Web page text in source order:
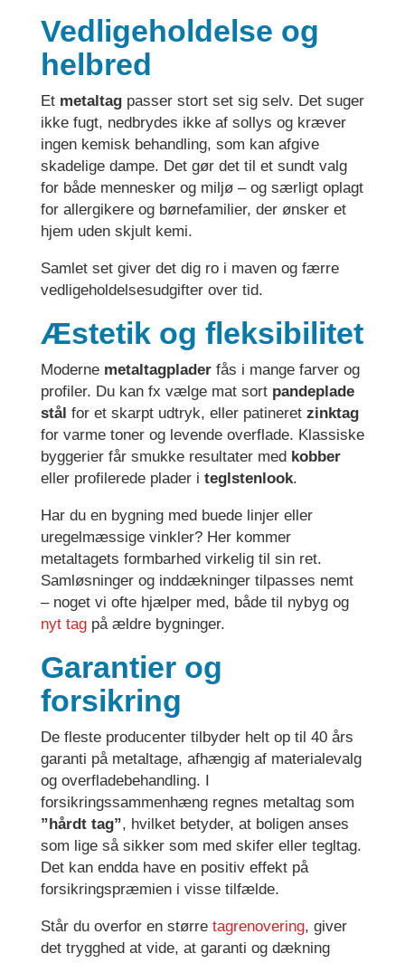
Vedligeholdelse og
helbred
Et metaltagpasser stort set sig selv. Det suger
ikke fugt, nedbrydes ikke af sollys og kræver
ingen kemisk behandling, som kan afgive
skadelige dampe. Det gør det til et sundt valg
for både mennesker og miljø – og særligt oplagt
for allergikere og børnefamilier, der ønsker et
hjem uden skjult kemi.
Samlet set giver det dig ro i maven og færre
vedligeholdelsesudgifter over tid.
Æstetik og fleksibilitet
Moderne metaltagpladerfås i mange farver og
profiler. Du kan fx vælge mat sort pandeplade
stål for et skarpt udtryk, eller patineret zinktag
for varme toner og levende overflade. Klassiske
byggerier får smukke resultater med kobber
eller profilerede plader i teglstenlook.
Har du en bygning med buede linjer eller
uregelmæssige vinkler? Her kommer
metaltagets formbarhed virkelig til sin ret.
Samløsninger og inddækninger tilpasses nemt
– noget vi ofte hjælper med, både til nybyg og
nyt tagpå ældre bygninger.
Garantier og
forsikring
De fleste producenter tilbyder helt op til 40 års
garanti på metaltage, afhængig af materialevalg
og overfladebehandling. I
forsikringssammenhæng regnes metaltag som
”hårdt tag”, hvilket betyder, at boligen anses
som lige så sikker som med skifer eller tegltag.
Det kan endda have en positiv effekt på
forsikringspræmien i visse tilfælde.
Står du overfor en større tagrenovering, giver
det trygghed at vide, at garanti og dækning